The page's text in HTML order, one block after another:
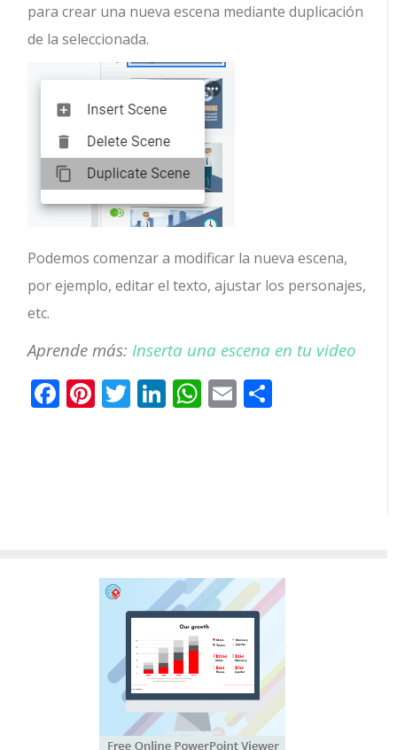
para crear una nueva escena mediante duplicación
de la seleccionada.
Podemos comenzar a modificar la nueva escena,
por ejemplo, editar el texto, ajustar los personajes,
etc.
Aprende más: Inserta una escena en tu video
Facebook
Pinterest
Twitter
LinkedIn
WhatsApp
Email